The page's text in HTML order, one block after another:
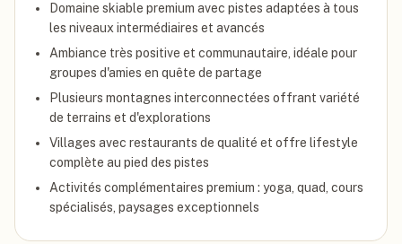
Domaine skiable premium avec pistes adaptées à tous
les niveaux intermédiaires et avancés
Ambiance très positive et communautaire, idéale pour
groupes d'amies en quête de partage
Plusieurs montagnes interconnectées offrant variété
de terrains et d'explorations
Villages avec restaurants de qualité et offre lifestyle
complète au pied des pistes
Activités complémentaires premium : yoga, quad, cours
spécialisés, paysages exceptionnels